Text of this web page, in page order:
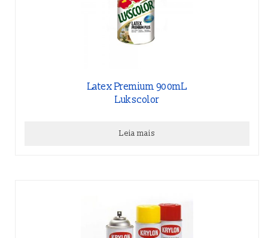
Latex Premium 900mL
Lukscolor
Leia mais